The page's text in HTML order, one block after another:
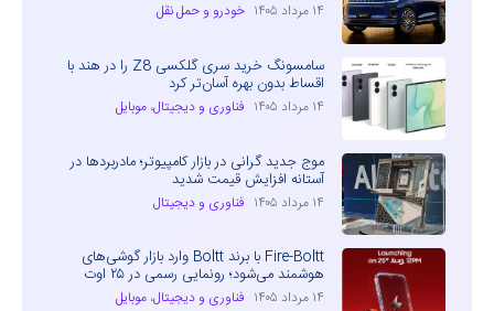
۱۴ مرداد ۱۴۰۵ خودرو و حمل نقل
سامسونگ خرید سری گلکسی Z8 را در هند با
اقساط بدون بهره آسان‌تر کرد
۱۴ مرداد ۱۴۰۵ فناوری و دیجیتال، موبایل
موج جدید گرانی در بازار کامپیوتر؛ مادربردها در
آستانه افزایش قیمت شدید
۱۴ مرداد ۱۴۰۵ فناوری و دیجیتال
Fire-Boltt با برند Boltt وارد بازار گوشی‌های
هوشمند می‌شود؛ رونمایی رسمی در ۲۵ اوت
۱۴ مرداد ۱۴۰۵ فناوری و دیجیتال، موبایل